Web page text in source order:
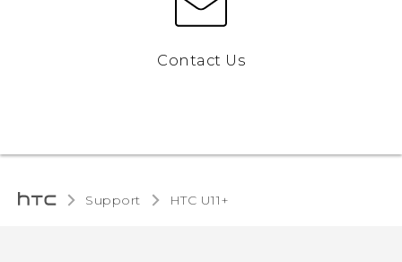
Contact Us
Support HTC U11+‎